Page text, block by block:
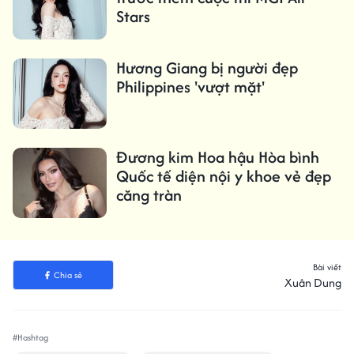
Stars
Hương Giang bị người đẹp
Philippines 'vượt mặt'
Đương kim Hoa hậu Hòa bình
Quốc tế diện nội y khoe vẻ đẹp
căng tràn
Chia sẻ
Bài viết
Xuân Dung
#Hashtag